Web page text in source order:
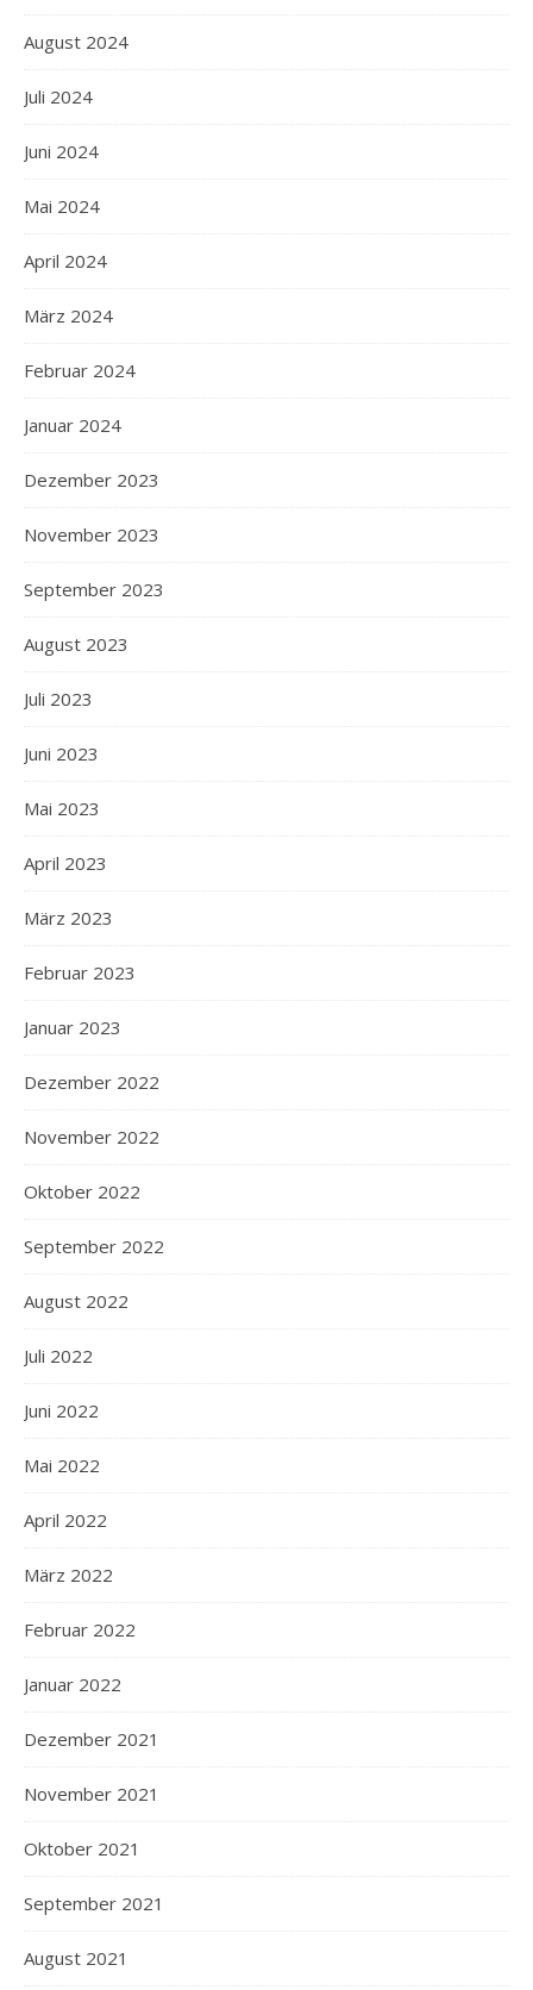
August 2024
Juli 2024
Juni 2024
Mai 2024
April 2024
März 2024
Februar 2024
Januar 2024
Dezember 2023
November 2023
September 2023
August 2023
Juli 2023
Juni 2023
Mai 2023
April 2023
März 2023
Februar 2023
Januar 2023
Dezember 2022
November 2022
Oktober 2022
September 2022
August 2022
Juli 2022
Juni 2022
Mai 2022
April 2022
März 2022
Februar 2022
Januar 2022
Dezember 2021
November 2021
Oktober 2021
September 2021
August 2021